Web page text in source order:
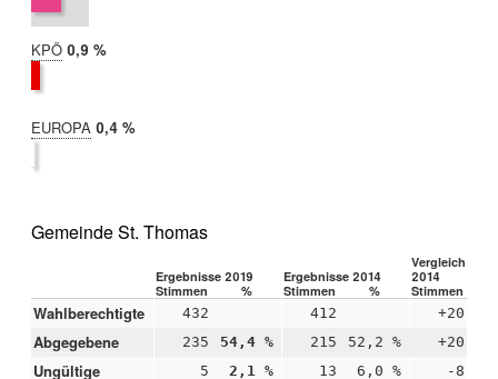
KPÖ 2019:
0,9 %
EUROPA 2019:
0,4 %
Gemeinde St. Thomas
Ergebnisse 2019 Ergebnisse 2014
Vergleich
2014
Stimmen
% Stimmen % Stimmen
Wahlberechtigte 432 412 +20
Abgegebene 235 54,4 % 215 52,2 % +20
Ungültige 5 2,1 % 13 6,0 % -8